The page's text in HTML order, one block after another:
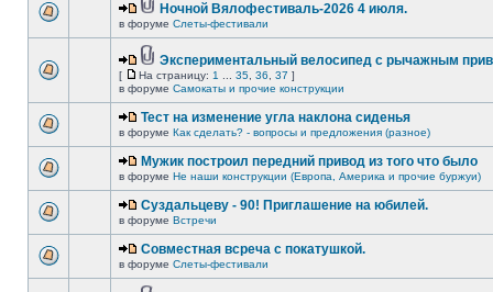
Ночной Вялофестиваль-2026 4 июля.
в форуме Слеты-фестивали
Экспериментальный велосипед с рычажным
[ На страницу: 1 35 36 37 ]
в форуме Самокаты и прочие конструкции
Тест на изменение угла наклона сиденья
в форуме Как сделать? - вопросы и предложения (разное)
Мужик построил передний привод из того что было
в форуме Не наши конструкции (Европа, Америка и прочие буржуи)
Суздальцеву - 90! Приглашение на юбилей.
в форуме Встречи
Совместная всреча с покатушкой.
в форуме Слеты-фестивали